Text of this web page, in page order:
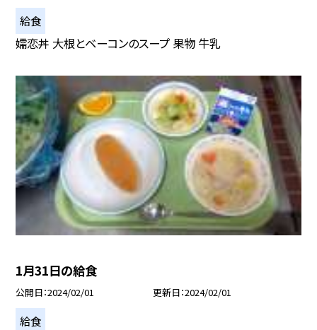
給食
嬬恋丼 大根とベーコンのスープ 果物 牛乳
1月31日の給食
公開日 2024/02/01 更新日 2024/02/01
給食